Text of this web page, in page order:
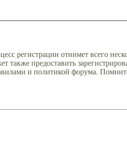
регистрации отнимет всего
предоставить
и политикой форума.